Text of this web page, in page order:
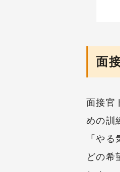
面
面接官
めの訓
「や
どの希